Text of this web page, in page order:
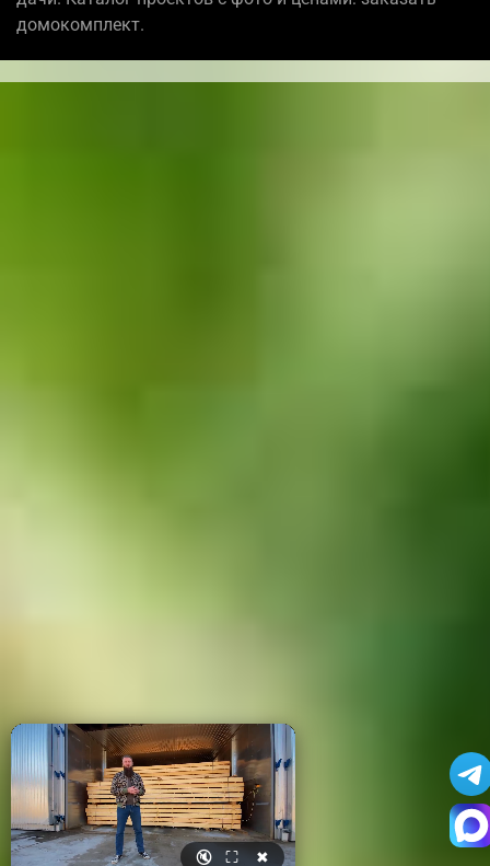
домокомплект.
🔇 ⛶ ✖